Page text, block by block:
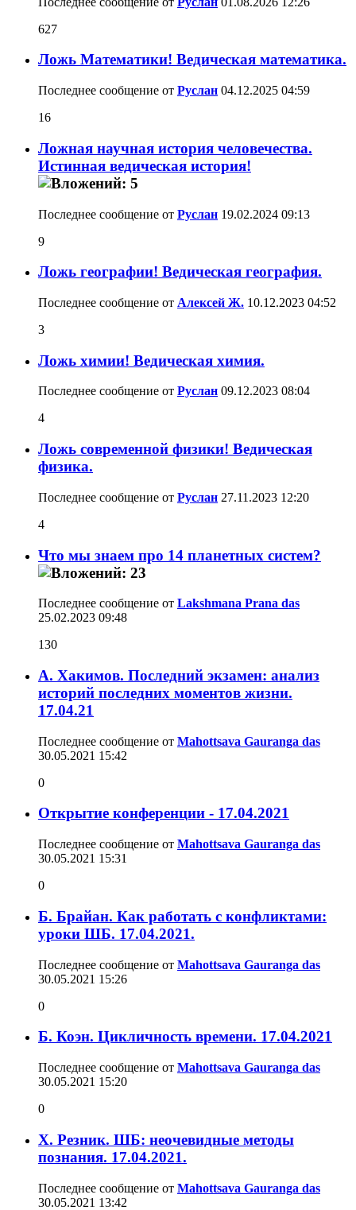
627
Ложь Математики! Ведическая математика.
Последнее сообщение от Руслан 04.12.2025 04:59
16
Ложная научная история человечества.
Истинная ведическая история!
Последнее сообщение от Руслан 19.02.2024 09:13
9
Ложь географии! Ведическая география.
Последнее сообщение от Алексей Ж. 10.12.2023 04:52
3
Ложь химии! Ведическая химия.
Последнее сообщение от Руслан 09.12.2023 08:04
4
Ложь современной физики! Ведическая
физика.
Последнее сообщение от Руслан 27.11.2023 12:20
4
Что мы знаем про 14 планетных систем?
Последнее сообщение от Lakshmana Prana das
25.02.2023 09:48
130
А. Хакимов. Последний экзамен: анализ
историй последних моментов жизни.
17.04.21
Последнее сообщение от Mahottsava Gauranga das
30.05.2021 15:42
0
Открытие конференции - 17.04.2021
Последнее сообщение от Mahottsava Gauranga das
30.05.2021 15:31
0
Б. Брайан. Как работать с конфликтами:
уроки ШБ. 17.04.2021.
Последнее сообщение от Mahottsava Gauranga das
30.05.2021 15:26
0
Б. Коэн. Цикличность времени. 17.04.2021
Последнее сообщение от Mahottsava Gauranga das
30.05.2021 15:20
0
Х. Резник. ШБ: неочевидные методы
познания. 17.04.2021.
Последнее сообщение от Mahottsava Gauranga das
30.05.2021 13:42